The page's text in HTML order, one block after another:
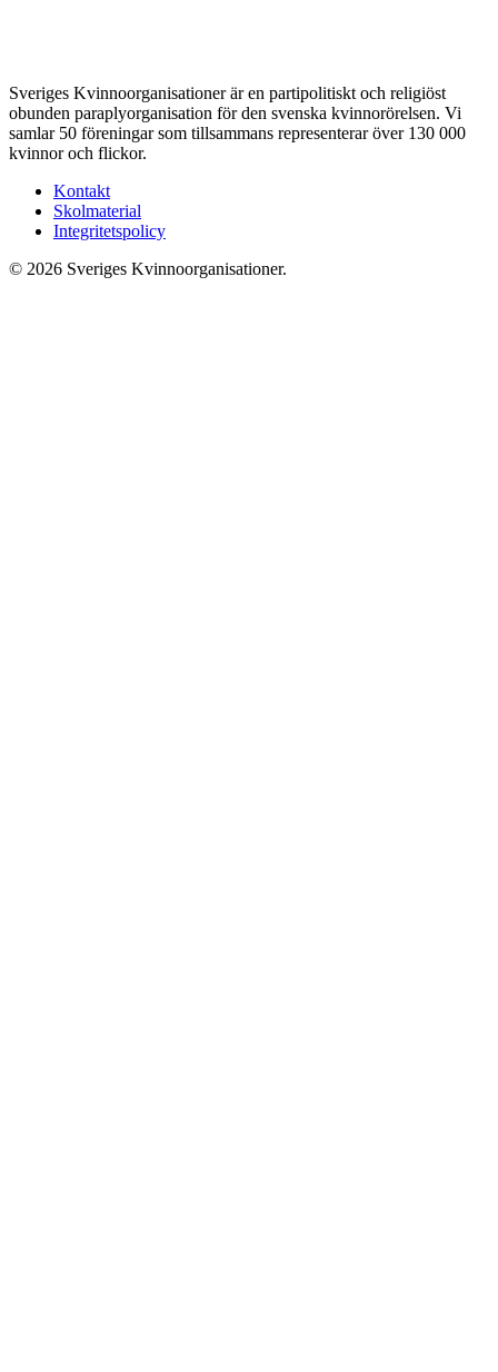
Sveriges Kvinnoorganisationer är en partipolitiskt och religiöst
obunden paraplyorganisation för den svenska kvinnorörelsen. Vi
samlar 50 föreningar som tillsammans representerar över 130 000
kvinnor och flickor.
Kontakt
Skolmaterial
Integritetspolicy
© 2026 Sveriges Kvinnoorganisationer.